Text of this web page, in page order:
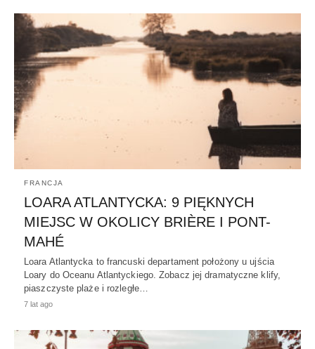
FRANCJA
LOARA ATLANTYCKA: 9 PIĘKNYCH
MIEJSC W OKOLICY BRIÈRE I PONT-
MAHÉ
Loara Atlantycka to francuski departament położony u ujścia
Loary do Oceanu Atlantyckiego. Zobacz jej dramatyczne klify,
piaszczyste plaże i rozległe…
7 lat ago